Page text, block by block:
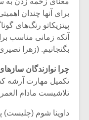
برای آنها چندان
پیتزیکاتو رنگ‌های
آنکه زمانی مناسب
بگنجانیم. (زهرا
چرا نوازندگان
تکمیل مهارت آرشه
تلاشیست مادام
داوینا شوم (چلیست)